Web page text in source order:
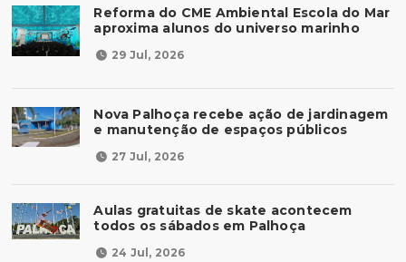
Reforma do CME Ambiental Escola do Mar
aproxima alunos do universo marinho
29 Jul, 2026
Nova Palhoça recebe ação de jardinagem
e manutenção de espaços públicos
27 Jul, 2026
Aulas gratuitas de skate acontecem
todos os sábados em Palhoça
24 Jul, 2026